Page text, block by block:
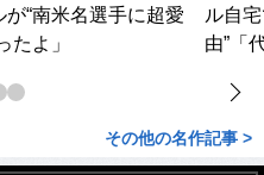
“南米名選手に超愛
たよ」
ル自
由”「
その他の名作記事 >